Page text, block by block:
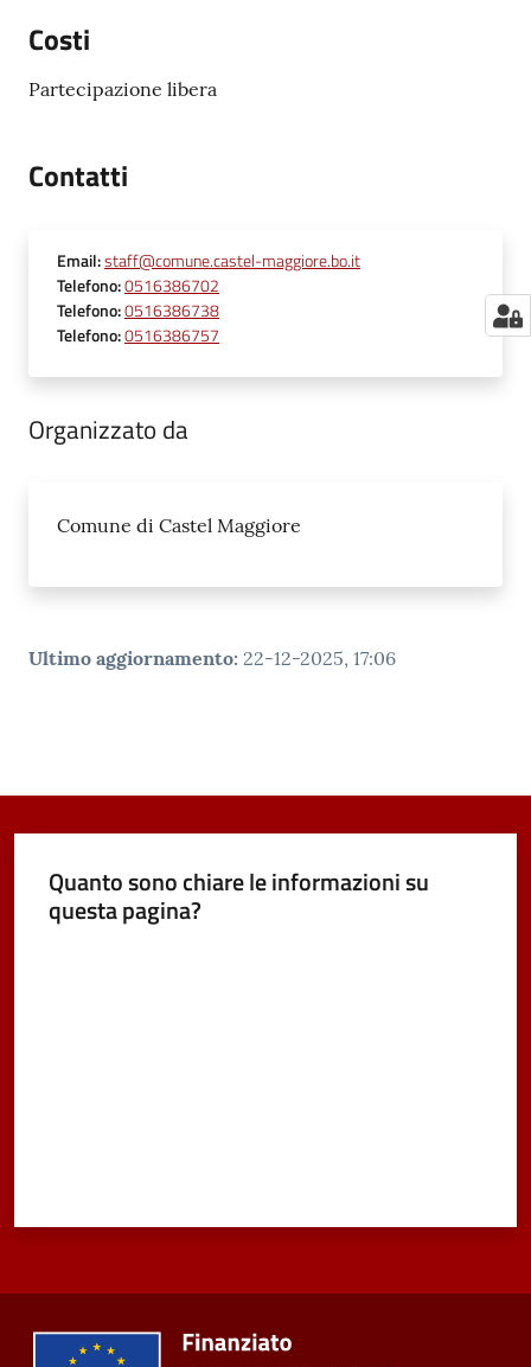
Costi
Partecipazione libera
Contatti
Email:staff@comune.castel-maggiore.bo.it
Telefono:0516386702
Telefono:0516386738
Telefono:0516386757
Organizzato da
Comune di Castel Maggiore
Ultimo aggiornamento: 22-12-2025, 17:06
Quanto sono chiare le informazioni su
questa pagina?